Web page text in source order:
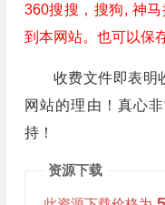
360搜搜，搜狗, 神
到本网站。也可以保
收费文件即表明
网站的理由！真心
持！
资源下载